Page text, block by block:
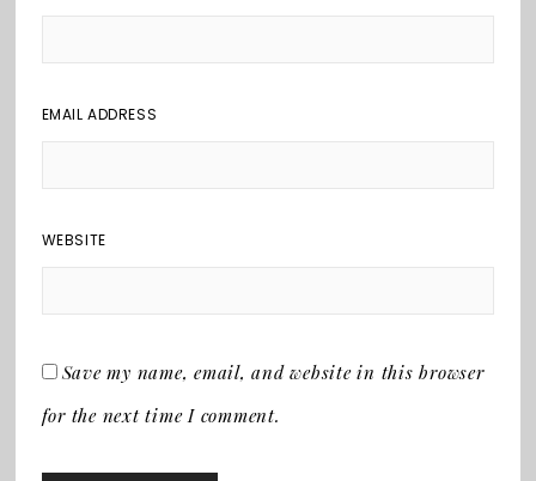
EMAIL ADDRESS
WEBSITE
Save my name, email, and website in this browser
for the next time I comment.